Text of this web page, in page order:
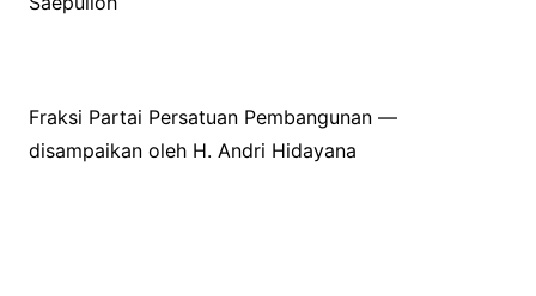
Fraksi Partai Persatuan Pembangunan —
disampaikan oleh H. Andri Hidayana